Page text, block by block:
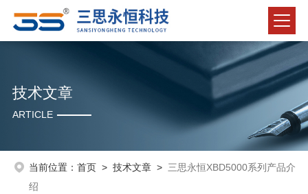
技术文章
ARTICLE
当前位置： 首页> 技术文章> 三思永恒XBD5000系列产品介
绍